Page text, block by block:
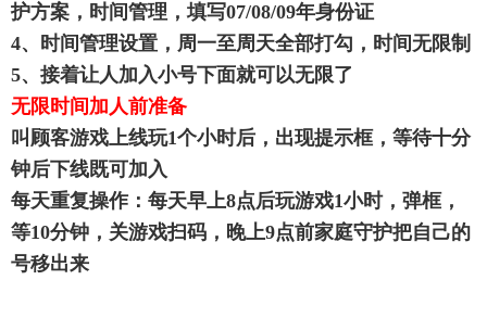
护方案，时间管理，填写07/08/09年身份证
4、时间管理设置，周一至周天全部打勾，时间无限制
5、接着让人加入小号下面就可以无限了
无限时间加人前准备
叫顾客游戏上线玩1个小时后，出现提示框，等待十分
钟后下线既可加入
每天重复操作：每天早上8点后玩游戏1小时，弹框，
等10分钟，关游戏扫码，晚上9点前家庭守护把自己的
号移出来